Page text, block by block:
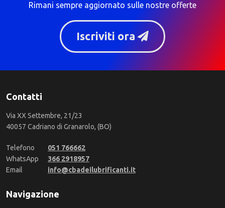
Rimani sempre aggiornato sulle nostre offerte
Iscriviti ora
Contatti
Via XX Settembre, 21/23
40057 Cadriano di Granarolo, (BO)
Telefono
051 766662
WhatsApp
366 2918957
Email
info@cbadeilubrificanti.it
Navigazione